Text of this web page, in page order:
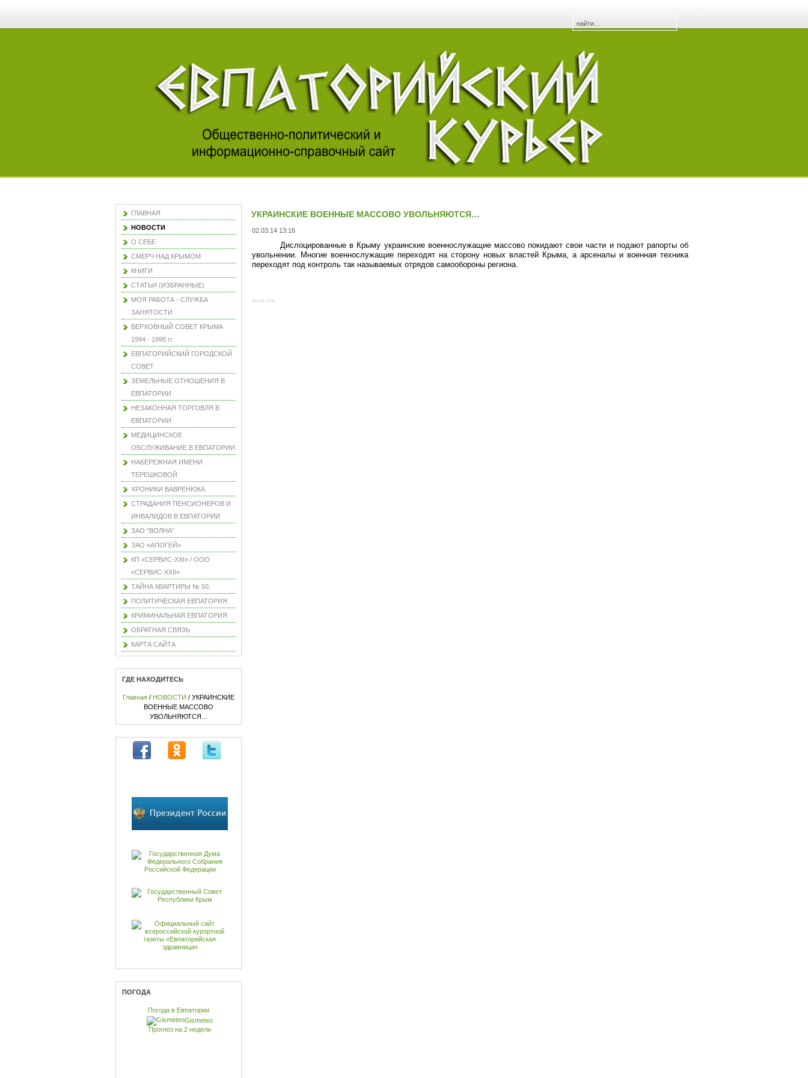
ГЛАВНАЯ
НОВОСТИ
О СЕБЕ
СМЕРЧ НАД КРЫМОМ
КНИГИ
СТАТЬИ (ИЗБРАННЫЕ)
МОЯ РАБОТА - СЛУЖБА
ЗАНЯТОСТИ
ВЕРХОВНЫЙ СОВЕТ КРЫМА
1994 - 1998 гг.
ЕВПАТОРИЙСКИЙ ГОРОДСКОЙ
СОВЕТ
ЗЕМЕЛЬНЫЕ ОТНОШЕНИЯ В
ЕВПАТОРИИ
НЕЗАКОННАЯ ТОРГОВЛЯ В
ЕВПАТОРИИ
МЕДИЦИНСКОЕ
ОБСЛУЖИВАНИЕ В ЕВПАТОРИИ
НАБЕРЕЖНАЯ ИМЕНИ
ТЕРЕШКОВОЙ
ХРОНИКИ ВАВРЕНЮКА
СТРАДАНИЯ ПЕНСИОНЕРОВ И
ИНВАЛИДОВ В ЕВПАТОРИИ
ЗАО "ВОЛНА"
ЗАО «АПОГЕЙ»
КП «СЕРВИС-XXI» / ООО
«СЕРВИС-XXII»
ТАЙНА КВАРТИРЫ № 50.
ПОЛИТИЧЕСКАЯ ЕВПАТОРИЯ
КРИМИНАЛЬНАЯ ЕВПАТОРИЯ
ОБРАТНАЯ СВЯЗЬ
КАРТА САЙТА
ГДЕ НАХОДИТЕСЬ
Главная / НОВОСТИ / УКРАИНСКИЕ
ВОЕННЫЕ МАССОВО
УВОЛЬНЯЮТСЯ…
ПОГОДА
Погода в Евпатории
Gismeteo
Прогноз на 2 недели
УКРАИНСКИЕ ВОЕННЫЕ МАССОВО УВОЛЬНЯЮТСЯ…
02.03.14 13:16
Дислоцированные в Крыму украинские военнослужащие массово покидают свои части и подают рапорты об
увольнении. Многие военнослужащие переходят на сторону новых властей Крыма, а арсеналы и военная техника
переходят под контроль так называемых отрядов самообороны региона.
Social Like